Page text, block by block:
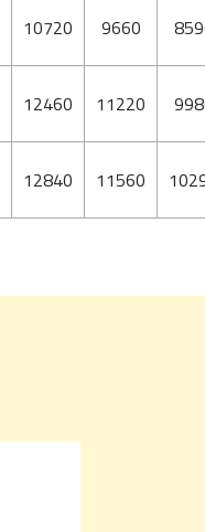
10720 9660
12460 11220
12840 11560